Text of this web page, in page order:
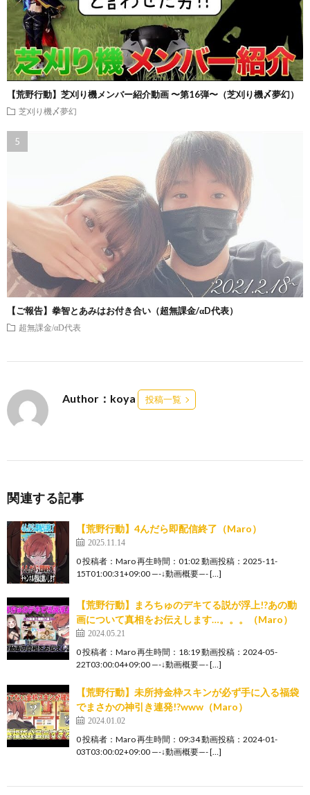
【荒野行動】芝刈り機メンバー紹介動画 〜第16弾〜（芝刈り機〆夢幻）
芝刈り機〆夢幻
【ご報告】拳智とあみはお付き合い（超無課金/αD代表）
超無課金/αD代表
Author：koya 投稿一覧
関連する記事
【荒野行動】4んだら即配信終了（Maro）
2025.11.14
0 投稿者：Maro 再生時間：01:02 動画投稿：2025-11-
15T01:00:31+09:00 —-↓動画概要—- […]
【荒野行動】まろちゅのデキてる説が浮上!?あの動
画について真相をお伝えします…。。。（Maro）
2024.05.21
0 投稿者：Maro 再生時間：18:19 動画投稿：2024-05-
22T03:00:04+09:00 —-↓動画概要—- […]
【荒野行動】未所持金枠スキンが必ず手に入る福袋
でまさかの神引き連発!?www（Maro）
2024.01.02
0 投稿者：Maro 再生時間：09:34 動画投稿：2024-01-
03T03:00:02+09:00 —-↓動画概要—- […]